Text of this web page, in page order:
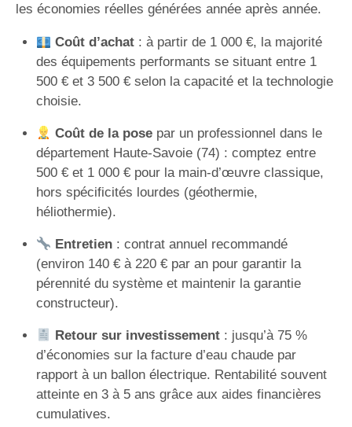
les économies réelles générées année après année.
Coût d’achat: à partir de 1 000 €, la majorité
des équipements performants se situant entre 1
500 € et 3 500 € selon la capacité et la technologie
choisie.
Coût de la posepar un professionnel dans le
département Haute-Savoie (74) : comptez entre
500 € et 1 000 € pour la main-d’œuvre classique,
hors spécificités lourdes (géothermie,
héliothermie).
Entretien: contrat annuel recommandé
(environ 140 € à 220 € par an pour garantir la
pérennité du système et maintenir la garantie
constructeur).
Retour sur investissement: jusqu’à 75 %
d’économies sur la facture d’eau chaude par
rapport à un ballon électrique. Rentabilité souvent
atteinte en 3 à 5 ans grâce aux aides financières
cumulatives.